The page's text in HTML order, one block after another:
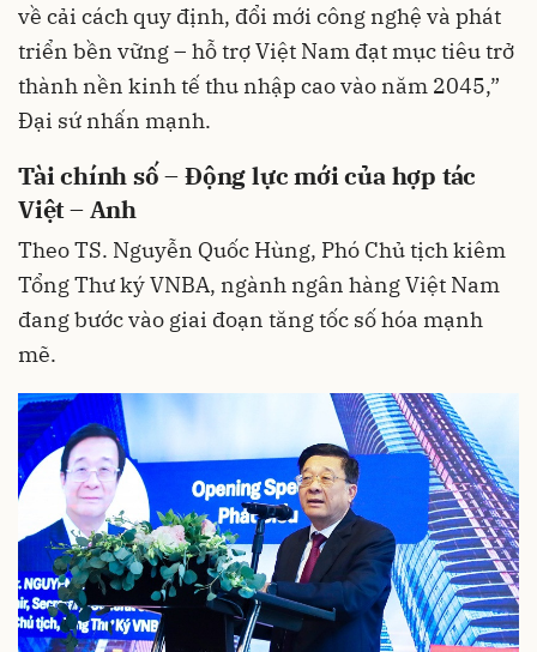
về cải cách quy định, đổi mới công nghệ và phát
triển bền vững – hỗ trợ Việt Nam đạt mục tiêu trở
thành nền kinh tế thu nhập cao vào năm 2045,”
Đại sứ nhấn mạnh.
Tài chính số – Động lực mới của hợp tác
Việt – Anh
Theo TS. Nguyễn Quốc Hùng, Phó Chủ tịch kiêm
Tổng Thư ký VNBA, ngành ngân hàng Việt Nam
đang bước vào giai đoạn tăng tốc số hóa mạnh
mẽ.